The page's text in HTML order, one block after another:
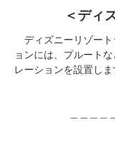
＜ディ
ディズニーリゾー
ョンには、プルート
レーションを設置しま